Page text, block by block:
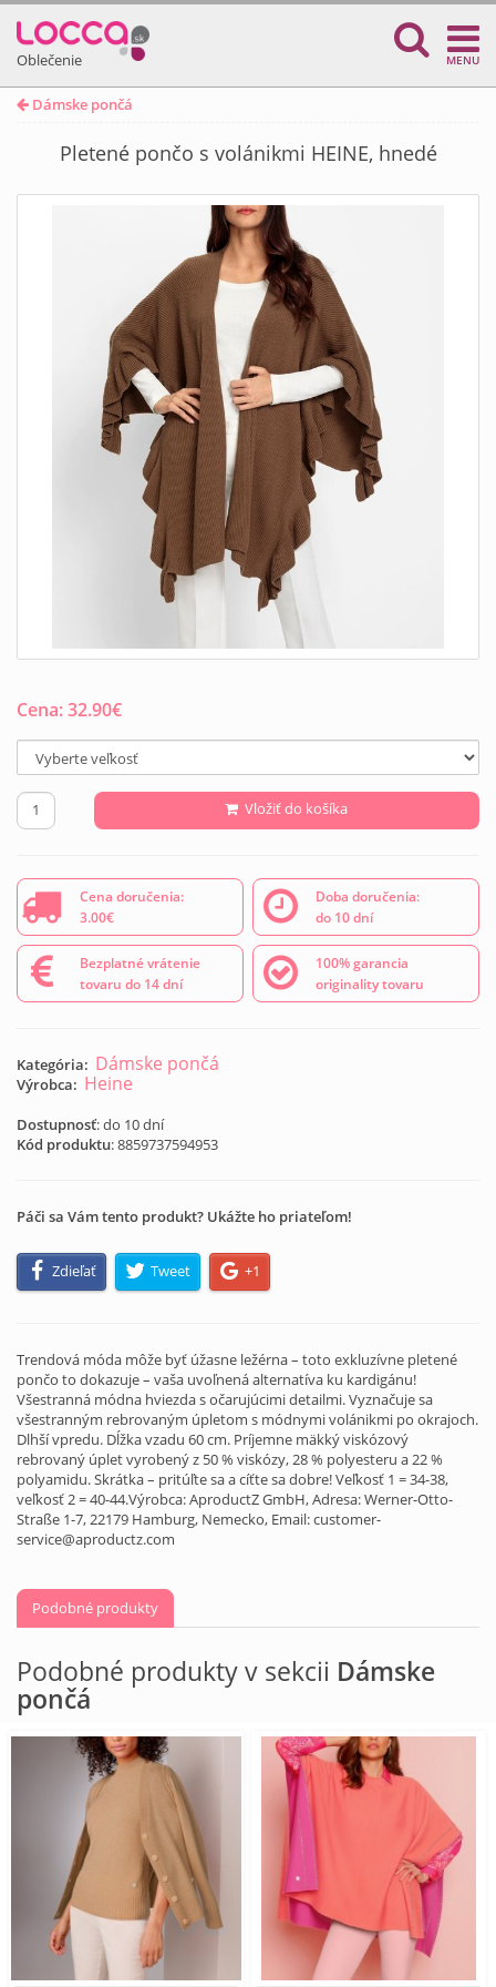
Oblečenie MENU
Dámske pončá
Pletené pončo s volánikmi HEINE, hnedé
Cena:32.90€
Vložiť do košíka
Cena doručenia:
3.00€
Doba doručenia:
do 10 dní
Bezplatné vrátenie
tovaru do 14 dní
100% garancia
originality tovaru
Kategória: Dámske pončá
Výrobca: Heine
Dostupnosť: do 10 dní
Kód produktu:8859737594953
Páči sa Vám tento produkt? Ukážte ho priateľom!
Zdieľať Tweet +1
Trendová móda môže byť úžasne ležérna – toto exkluzívne pletené
pončo to dokazuje – vaša uvoľnená alternatíva ku kardigánu!
Všestranná módna hviezda s očarujúcimi detailmi. Vyznačuje sa
všestranným rebrovaným úpletom s módnymi volánikmi po okrajoch.
Dlhší vpredu. Dĺžka vzadu 60 cm. Príjemne mäkký viskózový
rebrovaný úplet vyrobený z 50 % viskózy, 28 % polyesteru a 22 %
polyamidu. Skrátka – pritúľte sa a cíťte sa dobre! Veľkosť 1 = 34-38,
veľkosť 2 = 40-44.Výrobca: AproductZ GmbH, Adresa: Werner-Otto-
Straße 1-7, 22179 Hamburg, Nemecko, Email: customer-
service@aproductz.com
Podobné produkty
Podobné produkty v sekcii Dámske
pončá